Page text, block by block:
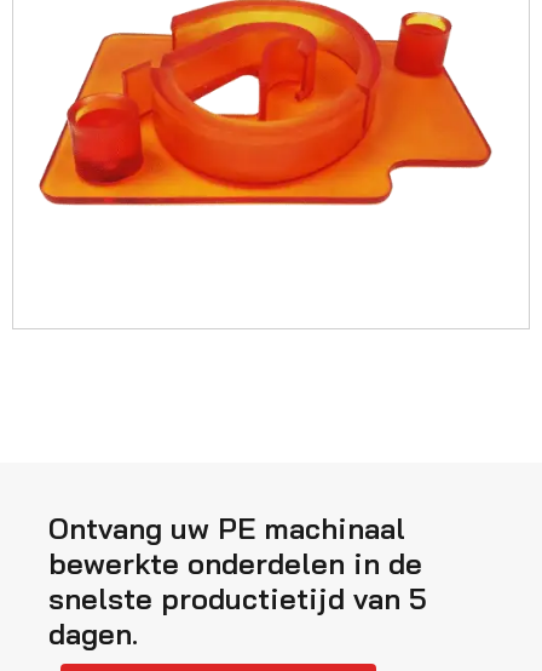
Ontvang uw PE machinaal
bewerkte onderdelen in de
snelste productietijd van 5
dagen.